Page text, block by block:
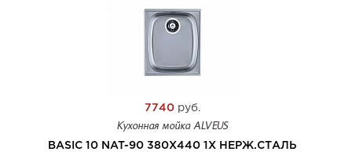
7740руб.
Кухонная мойка ALVEUS
BASIC 10 NAT-90 380X440 1X НЕРЖ.СТАЛЬ